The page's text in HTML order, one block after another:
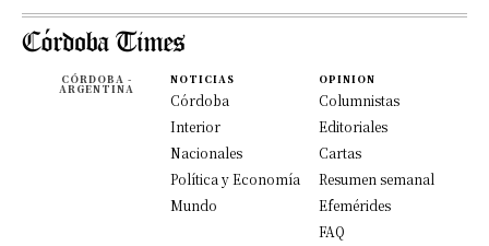
CÓRDOBA -
ARGENTINA
NOTICIAS
Córdoba
Interior
Nacionales
Política y Economía
Mundo
OPINION
Columnistas
Editoriales
Cartas
Resumen semanal
Efemérides
FAQ